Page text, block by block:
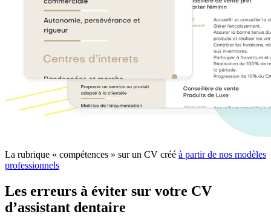
La rubrique « compétences » sur un CV créé à partir de nos modèles
professionnels
Les erreurs à éviter sur votre CV
d’assistant dentaire